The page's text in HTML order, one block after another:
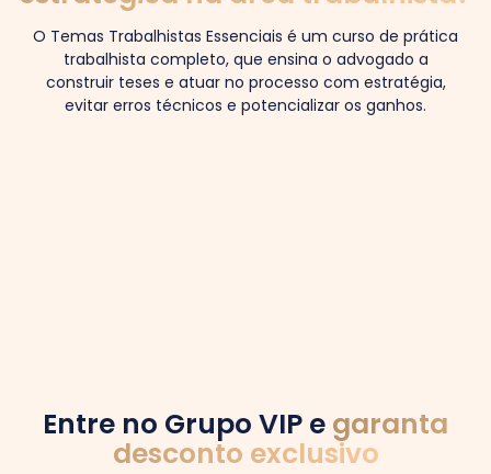
O Temas Trabalhistas Essenciais é um curso de prática
trabalhista completo, que ensina o advogado a
construir teses e atuar no processo com estratégia,
evitar erros técnicos e potencializar os ganhos.
Entre no Grupo VIP e garanta
desconto exclusivo